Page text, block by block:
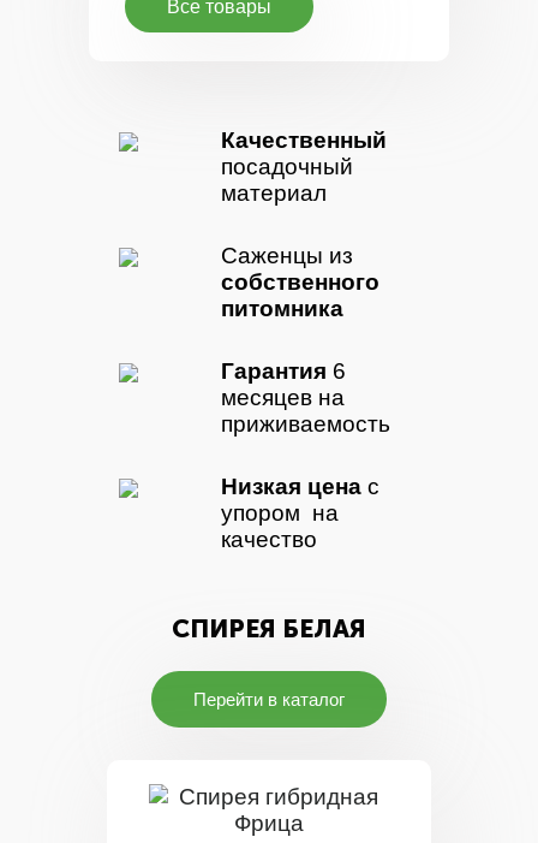
Все товары
Качественный
посадочный
материал
Саженцы из
собственного
питомника
Гарантия 6
месяцев на
приживаемость
Низкая цена с
упором на
качество
СПИРЕЯ БЕЛАЯ
Перейти в каталог